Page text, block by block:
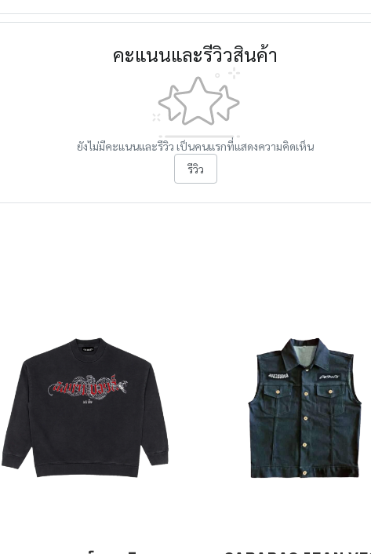
คะแนนและรีวิวสินค้า
ยังไม่มีคะแนนและรีวิว เป็นคนแรกที่แสดงความคิดเห็น
รีวิว